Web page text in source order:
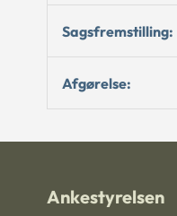
Sagsfremstilling:
Afgørelse:
Ankestyrelsen